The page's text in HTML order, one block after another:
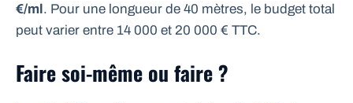
€/ml. Pour une longueur de 40 mètres, le budget total
peut varier entre 14 000 et 20 000 € TTC.
Faire soi-même ou faire ?